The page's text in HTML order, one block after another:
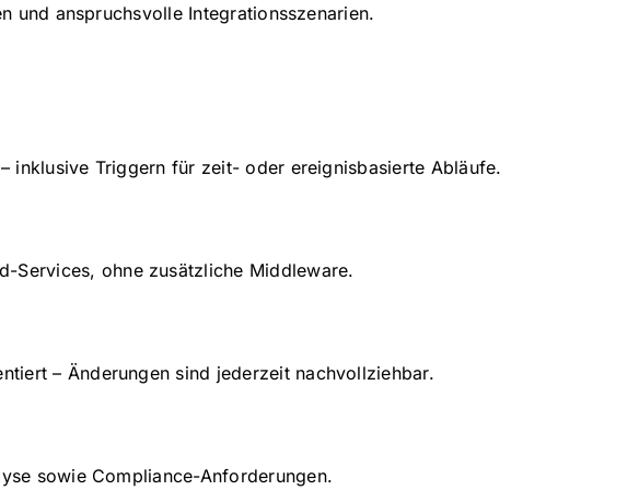
und anspruchsvolle Integrationsszenarien.
inklusive Triggern für zeit- oder ereignisbasierte Abläufe.
Services, ohne zusätzliche Middleware.
– Änderungen sind jederzeit nachvollziehbar.
sowie Compliance-Anforderungen.